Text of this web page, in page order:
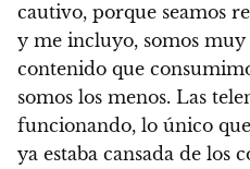
cautivo, porque seamos
y me incluyo, somos
contenido que
somos los menos. Las
funcionando, lo único
ya estaba cansada de los